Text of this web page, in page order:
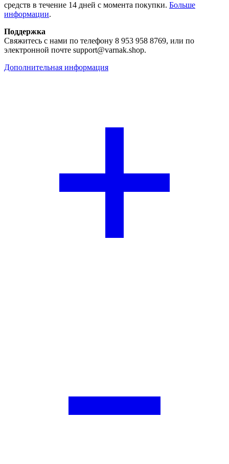
средств в течение 14 дней с момента покупки. Больше
информации.
Поддержка
Свяжитесь с нами по телефону 8 953 958 8769, или по
электронной почте support@varnak.shop.
Дополнительная информация